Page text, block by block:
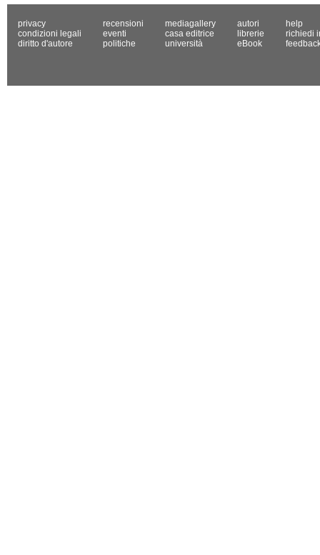
privacy
condizioni legali
diritto d'autore
recensioni
eventi
politiche
mediagallery
casa editrice
università
autori
librerie
eBook
help
richiedi